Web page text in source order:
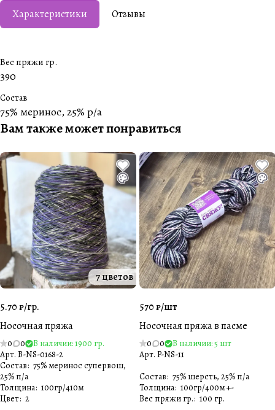
Характеристики Отзывы
Вес пряжи гр.
390
Состав
75% меринос, 25% p/a
Вам также может понравиться
7 цветов
5.70 ₽/гр.
Носочная пряжа
0 0
В наличии: 1900 гр.
Арт. B-NS-0168-2
Состав: 75% меринос супервош,
25% п/а
Толщина: 100гр/410м
Цвет: 2
570 ₽/шт
Носочная пряжа в пасме
0 0
В наличии: 5 шт
Арт. P-NS-11
Состав: 75% шерсть, 25% п/а
Толщина: 100гр/400м +-
Вес пряжи гр.: 100 гр.